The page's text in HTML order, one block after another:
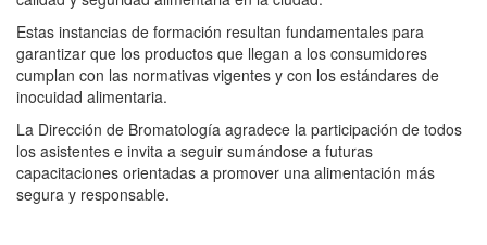
Estas instancias de formación resultan fundamentales para
garantizar que los productos que llegan a los consumidores
cumplan con las normativas vigentes y con los estándares de
inocuidad alimentaria.
La Dirección de Bromatología agradece la participación de todos
los asistentes e invita a seguir sumándose a futuras
capacitaciones orientadas a promover una alimentación más
segura y responsable.